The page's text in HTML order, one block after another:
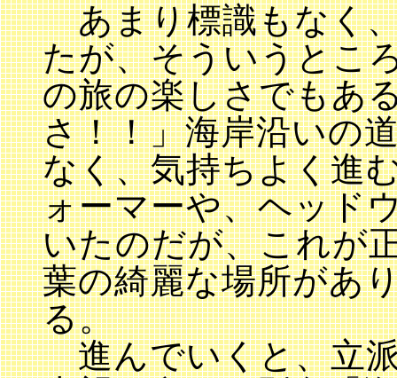
あまり標識もなく
たが、そういうとこ
の旅の楽しさでもあ
さ！！」海岸沿いの
なく、気持ちよく進
ォーマーや、ヘッド
いたのだが、これが
葉の綺麗な場所があ
る。
進んでいくと、立